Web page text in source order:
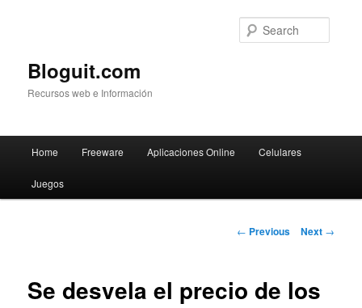
Bloguit.com
Recursos web e Información
Skip
to
Home Freeware Aplicaciones Online Celulares
Juegos
Post
← Previous Next →
Se desvela el precio de los